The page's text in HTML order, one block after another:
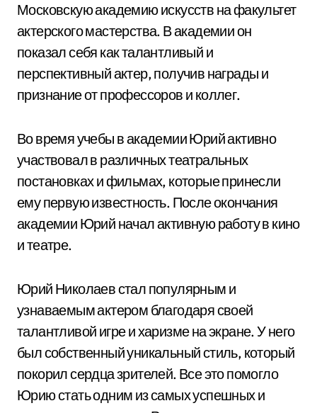
Московскую академию искусств на факультет
актерского мастерства. В академии он
показал себя как талантливый и
перспективный актер, получив награды и
признание от профессоров и коллег.
Во время учебы в академии Юрий активно
участвовал в различных театральных
постановках и фильмах, которые принесли
ему первую известность. После окончания
академии Юрий начал активную работу в кино
и театре.
Юрий Николаев стал популярным и
узнаваемым актером благодаря своей
талантливой игре и харизме на экране. У него
был собственный уникальный стиль, который
покорил сердца зрителей. Все это помогло
Юрию стать одним из самых успешных и